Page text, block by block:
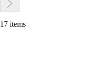
17 items